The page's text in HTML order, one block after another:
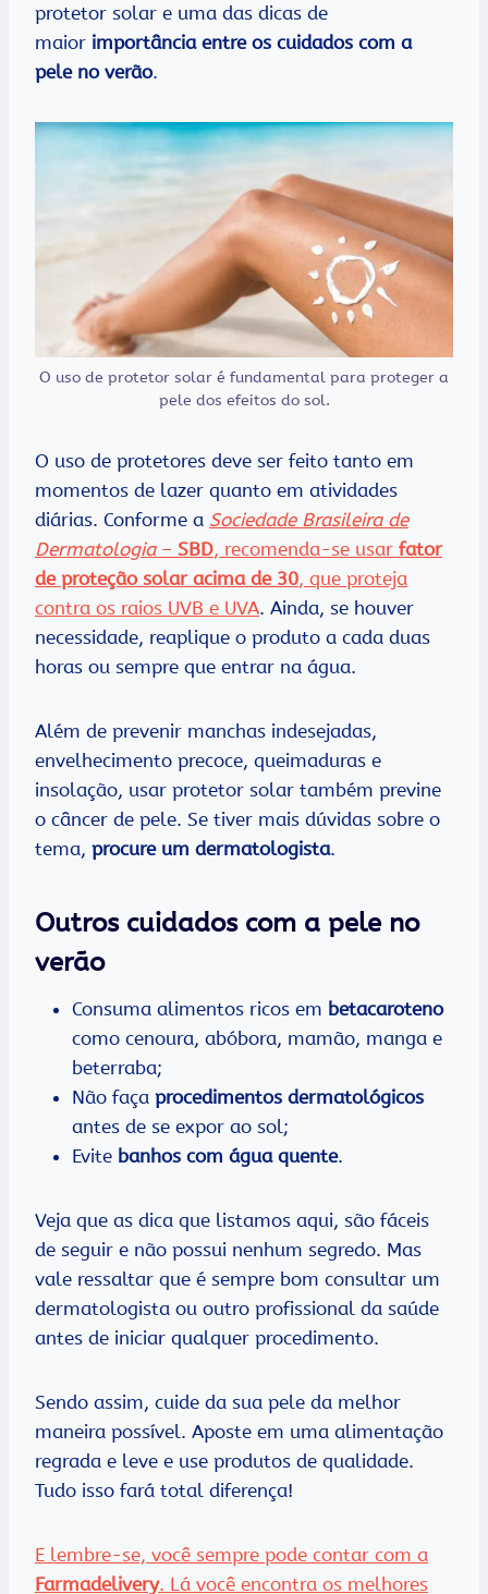
protetor solar e uma das dicas de
maior importância entre os cuidados com a
pele no verão.
O uso de protetor solar é fundamental para proteger a
pele dos efeitos do sol.
O uso de protetores deve ser feito tanto em
momentos de lazer quanto em atividades
diárias. Conforme a Sociedade Brasileira de
Dermatologia– SBD, recomenda-se usar fator
de proteção solar acima de 30, que proteja
contra os raios UVB e UVA. Ainda, se houver
necessidade, reaplique o produto a cada duas
horas ou sempre que entrar na água.
Além de prevenir manchas indesejadas,
envelhecimento precoce, queimaduras e
insolação, usar protetor solar também previne
o câncer de pele. Se tiver mais dúvidas sobre o
tema, procure um dermatologista.
Outros cuidados com a pele no
verão
Consuma alimentos ricos em betacaroteno
como cenoura, abóbora, mamão, manga e
beterraba;
Não faça procedimentos dermatológicos
antes de se expor ao sol;
Evite banhos com água quente.
Veja que as dica que listamos aqui, são fáceis
de seguir e não possui nenhum segredo. Mas
vale ressaltar que é sempre bom consultar um
dermatologista ou outro profissional da saúde
antes de iniciar qualquer procedimento.
Sendo assim, cuide da sua pele da melhor
maneira possível. Aposte em uma alimentação
regrada e leve e use produtos de qualidade.
Tudo isso fará total diferença!
E lembre-se, você sempre pode contar com a
Farmadelivery. Lá você encontra os melhores